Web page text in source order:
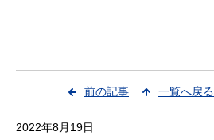
前の記事 一覧へ戻る
2022年8月19日